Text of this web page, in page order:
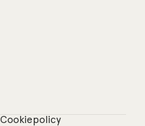
Cookiepolicy